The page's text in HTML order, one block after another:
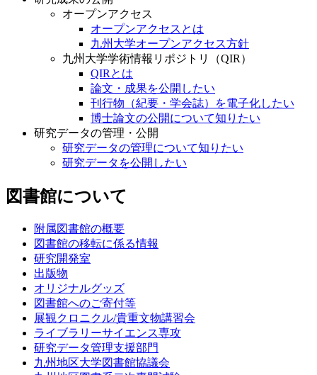
オープンアクセス
オープンアクセスとは
九州大学オープンアクセス方針
九州大学学術情報リポジトリ（QIR）
QIRとは
論文・成果を公開したい
刊行物（紀要・学会誌）を電子化したい
博士論文の公開について知りたい
研究データの管理・公開
研究データの管理について知りたい
研究データを公開したい
図書館について
附属図書館の概要
図書館の移転に係る情報
研究開発室
出版物
オリジナルグッズ
図書館へのご寄付等
展観クロニクル/貴重文物講習会
ライブラリーサイエンス専攻
研究データ管理支援部門
九州地区大学図書館協議会